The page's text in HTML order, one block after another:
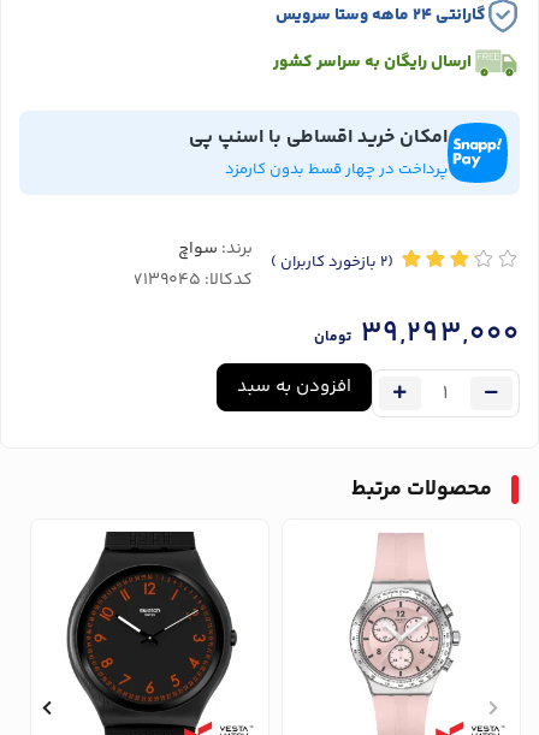
گارانتی ۲۴ ماهه وستا سرویس
ارسال رایگان به سراسر کشور
امکان خرید اقساطی با اسنپ پی
پرداخت در چهار قسط بدون کارمزد
(2 بازخورد کاربران ) برند: سواچ
کدکالا:
39,293,000 تومان
افزودن به سبد
محصولات مرتبط